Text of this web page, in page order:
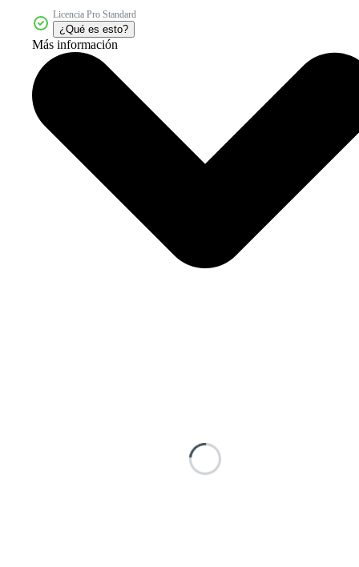
Licencia Pro Standard
¿Qué es esto?
Más información